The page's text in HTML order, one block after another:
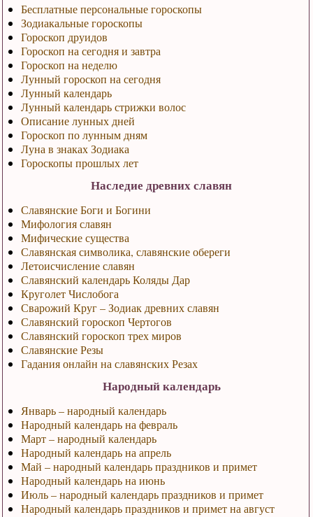
Бесплатные персональные гороскопы
Зодиакальные гороскопы
Гороскоп друидов
Гороскоп на сегодня и завтра
Гороскоп на неделю
Лунный гороскоп на сегодня
Лунный календарь
Лунный календарь стрижки волос
Описание лунных дней
Гороскоп по лунным дням
Луна в знаках Зодиака
Гороскопы прошлых лет
Наследие древних славян
Славянские Боги и Богини
Мифология славян
Мифические существа
Славянская символика, славянские обереги
Летоисчисление славян
Славянский календарь Коляды Дар
Круголет Числобога
Сварожий Круг – Зодиак древних славян
Славянский гороскоп Чертогов
Славянский гороскоп трех миров
Славянские Резы
Гадания онлайн на славянских Резах
Народный календарь
Январь – народный календарь
Народный календарь на февраль
Март – народный календарь
Народный календарь на апрель
Май – народный календарь праздников и примет
Народный календарь на июнь
Июль – народный календарь праздников и примет
Народный календарь праздников и примет на август